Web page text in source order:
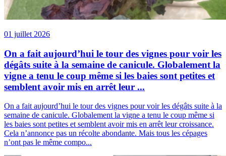
01 juillet 2026
On a fait aujourd’hui le tour des vignes pour voir les
dégâts suite à la semaine de canicule. Globalement la
vigne a tenu le coup même si les baies sont petites et
semblent avoir mis en arrêt leur ...
On a fait aujourd’hui le tour des vignes pour voir les dégâts suite à la
semaine de canicule. Globalement la vigne a tenu le coup même si
les baies sont petites et semblent avoir mis en arrêt leur croissance.
Cela n’annonce pas un récolte abondante. Mais tous les cépages
n’ont pas le même compo...